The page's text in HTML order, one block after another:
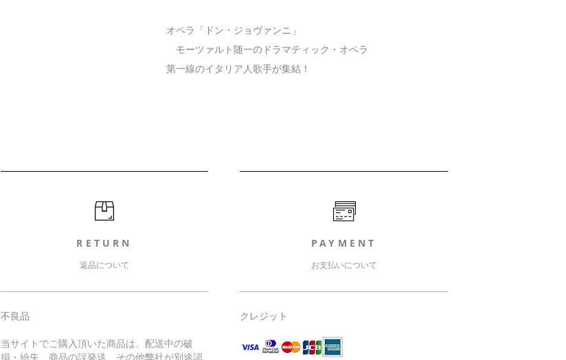
オペラ「ドン・ジョヴァンニ」
モーツァルト随一のドラマティック・オペラ
第一線のイタリア人歌手が集結！
RETURN
返品について
不良品
当サイトでご購入頂いた商品は、配送中の破
損・紛失、商品の誤発送、その他弊社が別途認
PAYMENT
お支払いについて
クレジット